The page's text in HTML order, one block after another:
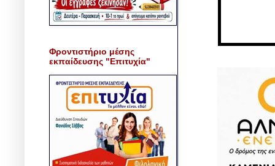
Φροντιστήριο μέσης
εκπαίδευσης "Επιτυχία"